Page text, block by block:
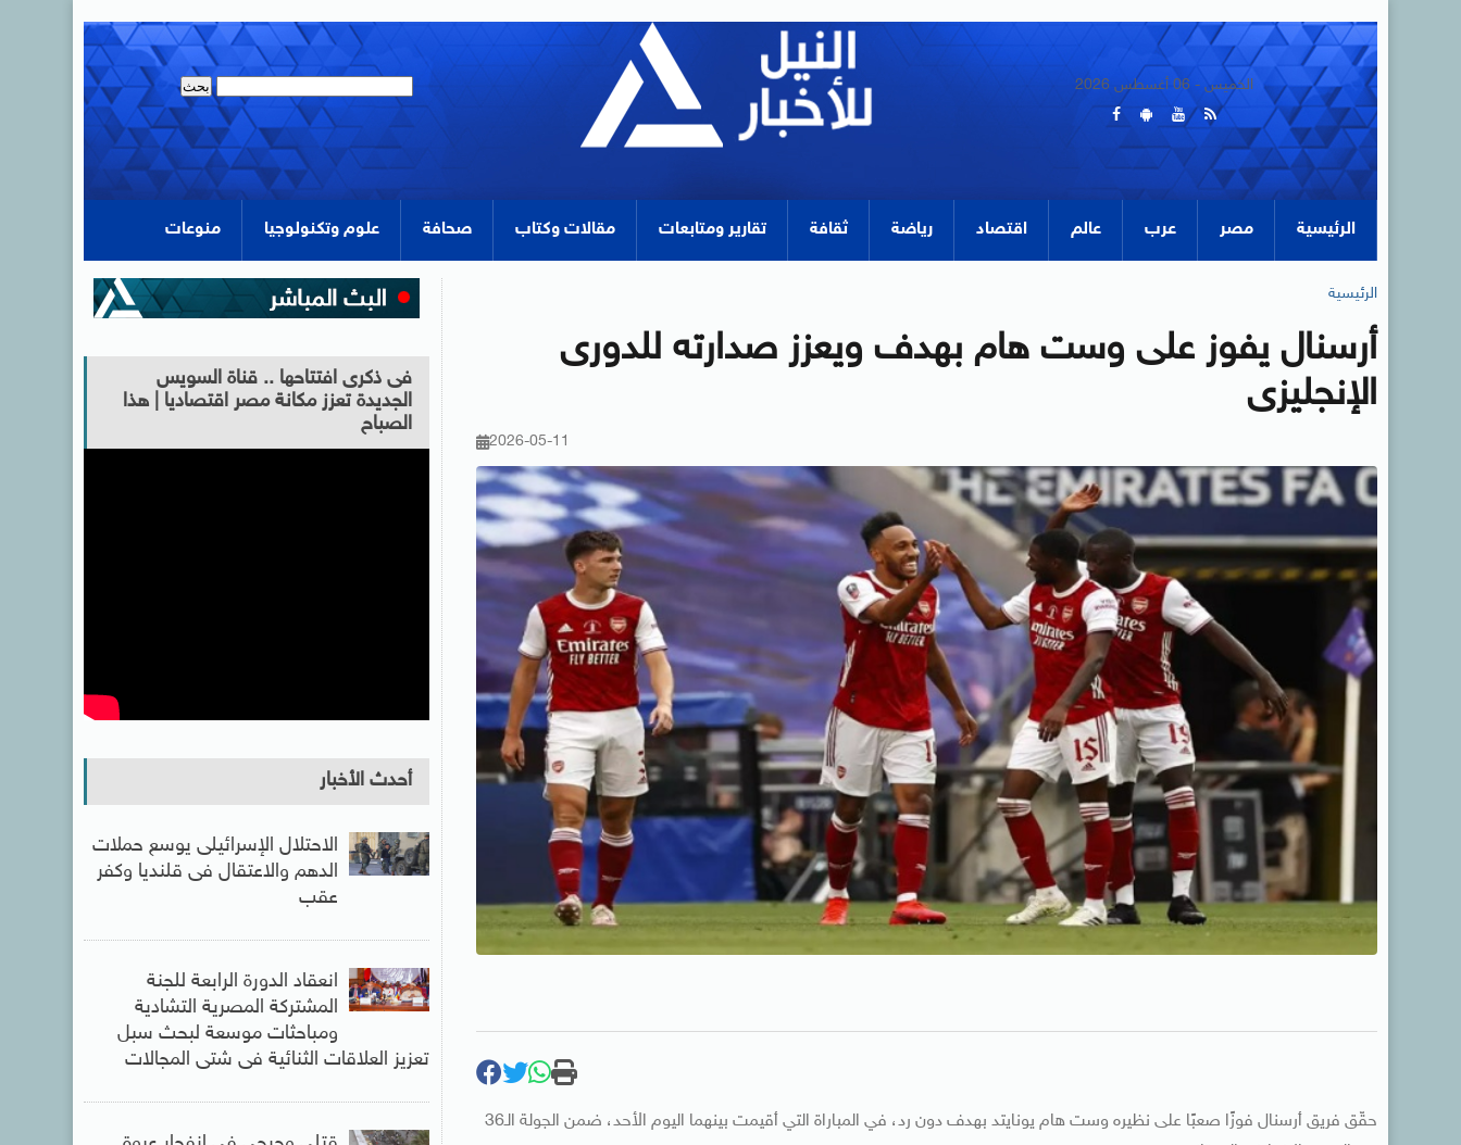
الخميس - 06 أغسطس 2026
الرئيسية مصر عرب عالم اقتصاد رياضة ثقافة تقارير ومتابعات مقالات وكتاب صحافة علوم وتكنولوجيا منوعات
الرئيسية
أرسنال يفوز على وست هام بهدف ويعزز صدارته للدورى
الإنجليزى
2026-05-11
حقّق فريق أرسنال فوزًا صعبًا على نظيره وست هام يونايتد بهدف دون رد، في المباراة التي أقيمت بينهما اليوم الأحد، ضمن الجولة الـ36
فى ذكرى افتتاحها .. قناة السويس
الجديدة تعزز مكانة مصر اقتصاديا | هذا
الصباح
أحدث الأخبار
الاحتلال الإسرائيلى يوسع حملات
الدهم والاعتقال فى قلنديا وكفر
عقب
انعقاد الدورة الرابعة للجنة
المشتركة المصرية التشادية
ومباحثات موسعة لبحث سبل
تعزيز العلاقات الثنائية فى شتى المجالات